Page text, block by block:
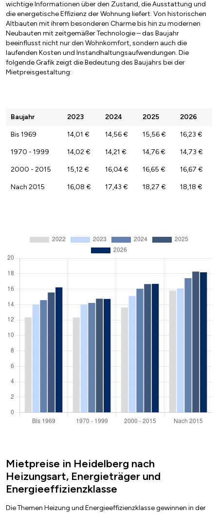
wichtige Informationen über den Zustand, die Ausstattung und
die energetische Effizienz der Wohnung liefert. Von historischen
Altbauten mit ihrem besonderen Charme bis hin zu modernen
Neubauten mit zeitgemäßer Technologie – das Baujahr
beeinflusst nicht nur den Wohnkomfort, sondern auch die
laufenden Kosten und Instandhaltungsaufwendungen. Die
folgende Grafik zeigt die Bedeutung des Baujahrs bei der
Mietpreisgestaltung:
Baujahr 2023 2024 2025 2026
Bis 1969 14,01 € 14,56 € 15,56 € 16,23 €
1970 - 1999 14,02 € 14,21 € 14,76 € 14,73 €
2000 - 2015 15,12 € 16,04 € 16,65 € 16,67 €
Nach 2015 16,08 € 17,43 € 18,27 € 18,18 €
Mietpreise in Heidelberg nach
Heizungsart, Energieträger und
Energieeffizienzklasse
Die Themen Heizung und Energieeffizienzklasse gewinnen in der